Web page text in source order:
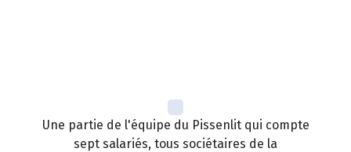
Une partie de l'équipe du Pissenlit qui compte
sept salariés, tous sociétaires de la